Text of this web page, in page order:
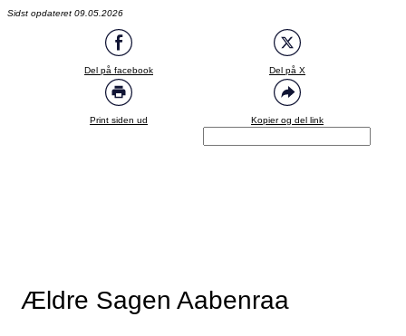
Sidst opdateret 09.05.2026
Del på facebook Del på X
Print siden ud Kopier og del link
Ældre Sagen Aabenraa